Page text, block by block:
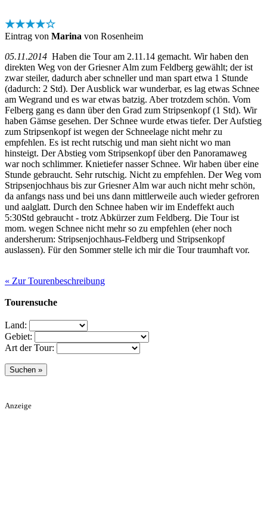
★★★★☆
Eintrag von Marina von Rosenheim
05.11.2014 Haben die Tour am 2.11.14 gemacht. Wir haben den
direkten Weg von der Griesner Alm zum Feldberg gewählt; der ist
zwar steiler, dadurch aber schneller und man spart etwa 1 Stunde
(dadurch: 2 Std). Der Ausblick war wunderbar, es lag etwas Schnee
am Wegrand und es war etwas batzig. Aber trotzdem schön. Vom
Felberg gang es dann über den Grad zum Stripsenkopf (1 Std). Wir
haben Gämse gesehen. Der Schnee wurde etwas tiefer. Der Aufstieg
zum Stripsenkopf ist wegen der Schneelage nicht mehr zu
empfehlen. Es ist recht rutschig und man sieht nicht wo man
hinsteigt. Der Abstieg vom Stripsenkopf über den Panoramaweg
war noch schlimmer. Knietiefer nasser Schnee. Wir haben über eine
Stunde gebraucht. Sehr rutschig. Nicht zu empfehlen. Der Weg vom
Stripsenjochhaus bis zur Griesner Alm war auch nicht mehr schön,
da anfangs nass und bei uns dann mittlerweile auch wieder gefroren
und aalglatt. Durch den Schnee haben wir im Endeffekt auch
5:30Std gebraucht - trotz Abkürzer zum Feldberg. Die Tour ist
mom. wegen Schnee nicht mehr so zu empfehlen (eher noch
andersherum: Stripsenjochhaus-Feldberg und Stripsenkopf
auslassen). Für den Sommer stelle ich mir die Tour traumhaft vor.
« Zur Tourenbeschreibung
Tourensuche
Land:
Gebiet:
Art der Tour:
Anzeige